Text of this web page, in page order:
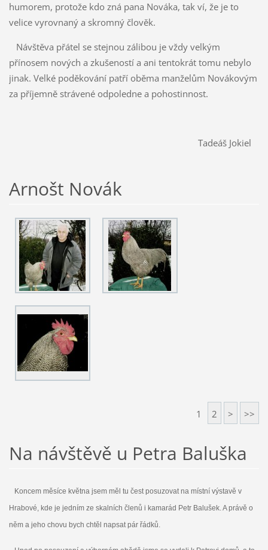
humorem, protože kdo zná pana Nováka, tak ví, že je to
velice vyrovnaný a skromný člověk.
Návštěva přátel se stejnou zálibou je vždy velkým
přínosem nových a zkušeností a ani tentokrát tomu nebylo
jinak. Velké poděkování patří oběma manželům Novákovým
za příjemně strávené odpoledne a pohostinnost.
Tadeáš Jokiel
Arnošt Novák
1 2 > >>
Na návštěvě u Petra Baluška
Koncem měsíce května jsem měl tu čest posuzovat na místní výstavě v
Hrabové, kde je jedním ze skalních členů i kamarád Petr Balušek. A právě o
něm a jeho chovu bych chtěl napsat pár řádků.